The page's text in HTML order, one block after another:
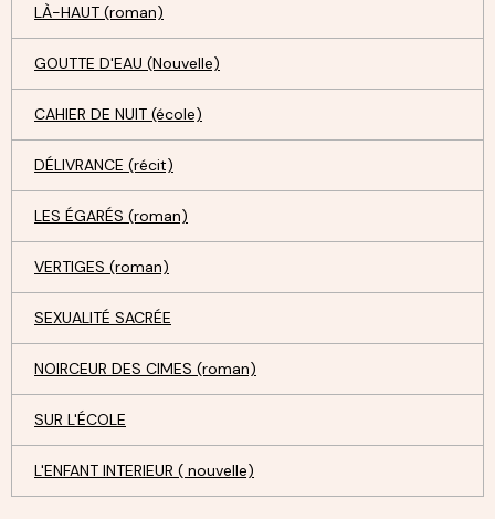
LÀ-HAUT (roman)
GOUTTE D'EAU (Nouvelle)
CAHIER DE NUIT (école)
DÉLIVRANCE (récit)
LES ÉGARÉS (roman)
VERTIGES (roman)
SEXUALITÉ SACRÉE
NOIRCEUR DES CIMES (roman)
SUR L'ÉCOLE
L'ENFANT INTERIEUR ( nouvelle)